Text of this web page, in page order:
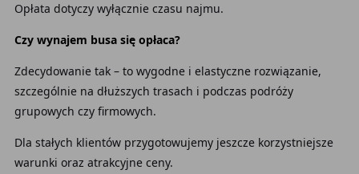
Opłata dotyczy wyłącznie czasu najmu.
Czy wynajem busa się opłaca?
Zdecydowanie tak – to wygodne i elastyczne rozwiązanie,
szczególnie na dłuższych trasach i podczas podróży
grupowych czy firmowych.
Dla stałych klientów przygotowujemy jeszcze korzystniejsze
warunki oraz atrakcyjne ceny.